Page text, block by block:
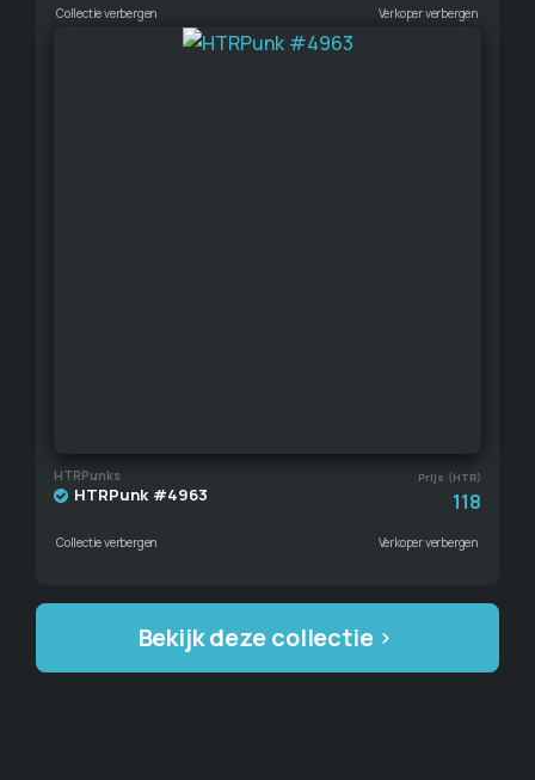
Collectie verbergen Verkoper verbergen
HTRPunks Prijs (HTR)
HTRPunk #4963 118
Collectie verbergen Verkoper verbergen
Bekijk deze collectie